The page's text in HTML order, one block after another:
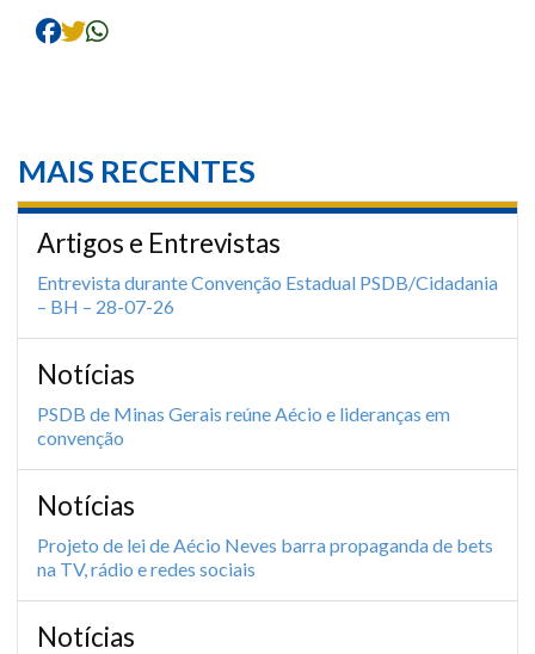
MAIS RECENTES
Artigos e Entrevistas
Entrevista durante Convenção Estadual PSDB/Cidadania
– BH – 28-07-26
Notícias
PSDB de Minas Gerais reúne Aécio e lideranças em
convenção
Notícias
Projeto de lei de Aécio Neves barra propaganda de bets
na TV, rádio e redes sociais
Notícias